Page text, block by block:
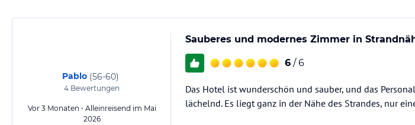
Pablo (56-60)
4 Bewertungen
Vor 3 Monaten • Alleinreisend im Mai
2026
Sauberes und modernes Zimmer in
6 / 6
Das Hotel ist wunderschön und sauber, und das
lächelnd. Es liegt ganz in der Nähe des Strandes, nur